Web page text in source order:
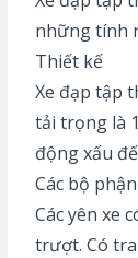
những tính
Thiết kế
Xe đạp tập
tải trọng là
động xấu
Các bộ
Các yên xe
trượt. Có